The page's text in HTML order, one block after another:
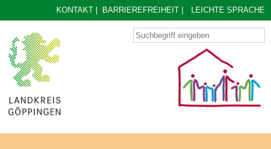
KONTAKT BARRIEREFREIHEIT LEICHTE SPRACHE